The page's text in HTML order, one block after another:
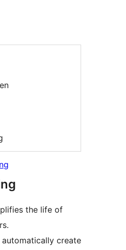
the life of
automatically create